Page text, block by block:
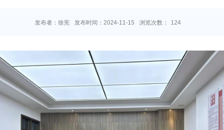
发布者：徐宪 发布时间：2024-11-15 浏览次数： 124